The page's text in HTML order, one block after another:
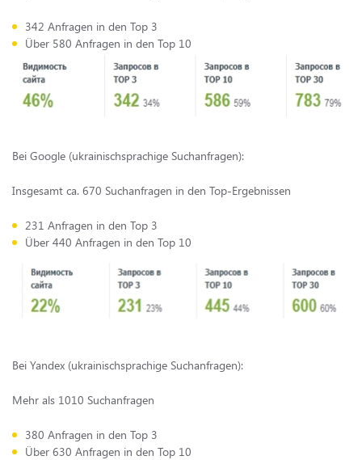
342 Anfragen in den Top 3
Über 580 Anfragen in den Top 10
Bei Google (ukrainischsprachige Suchanfragen):
Insgesamt ca. 670 Suchanfragen in den Top-Ergebnissen
231 Anfragen in den Top 3
Über 440 Anfragen in den Top 10
Bei Yandex (ukrainischsprachige Suchanfragen):
Mehr als 1010 Suchanfragen
380 Anfragen in den Top 3
Über 630 Anfragen in den Top 10